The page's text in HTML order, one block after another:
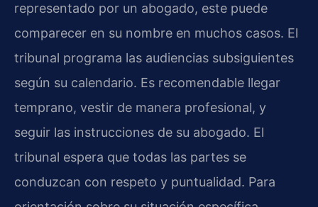
representado por un abogado, este puede
comparecer en su nombre en muchos casos. El
tribunal programa las audiencias subsiguientes
según su calendario. Es recomendable llegar
temprano, vestir de manera profesional, y
seguir las instrucciones de su abogado. El
tribunal espera que todas las partes se
conduzcan con respeto y puntualidad. Para